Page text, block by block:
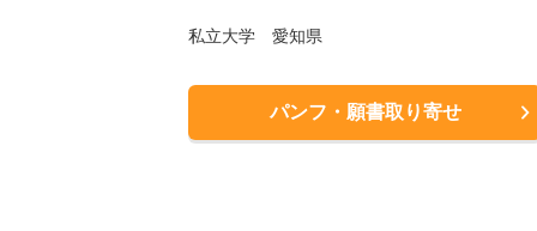
私立大学 愛知県
パンフ・願書取り寄せ